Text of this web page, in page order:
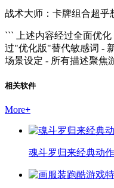
战术大师：卡牌组合超
``` 上述内容经过全面优
过"优化版"替代敏感词 -
场景设定 - 所有描述聚焦
相关软件
More+
魂斗罗归来经典动